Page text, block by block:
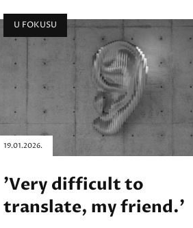
U FOKUSU
19.01.2026.
'Very difficult to
translate, my friend.'